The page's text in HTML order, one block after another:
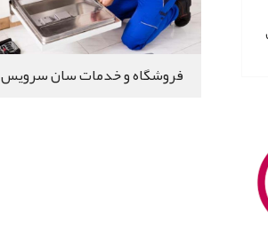
فروشگاه و خدمات سان سرويس